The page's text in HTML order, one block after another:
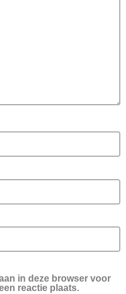
in deze browser voor
reactie plaats.